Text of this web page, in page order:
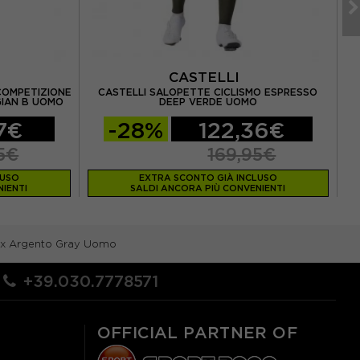
B UOMO
CASTELLI
CASTELLI SALOPETTE CICLISMO ESPRESSO
DEEP VERDE UOMO
-28% 122,36€
169,95€
EXTRA SCONTO GIÀ INCLUSO
SALDI ANCORA PIÙ CONVENIENTI
Argento Gray Uomo
+39.030.7778571
OFFICIAL PARTNER OF